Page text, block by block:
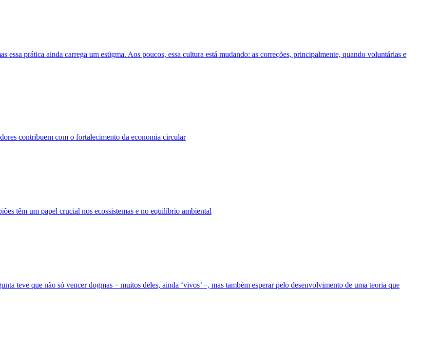
essa prática ainda carrega um estigma. Aos poucos, essa cultura está mudando: as correções, principalmente, quando voluntárias e
contribuem com o fortalecimento da economia circular
têm um papel crucial nos ecossistemas e no equilíbrio ambiental
teve que não só vencer dogmas – muitos deles, ainda ‘vivos’ –, mas também esperar pelo desenvolvimento de uma teoria que